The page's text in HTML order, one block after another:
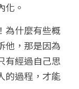
化。
為什麼有些概
他，那是因為
有經過自己思
的過程，才能